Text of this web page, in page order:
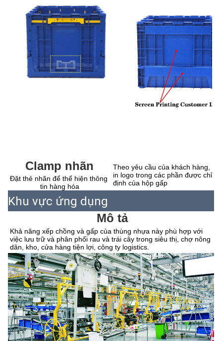
Clamp nhãn
Đặt thẻ nhãn để thể hiện thông
tin hàng hóa
Theo yêu cầu của khách hàng,
in logo trong các phần được chỉ
định của hộp gấp
Khu vực ứng dụng
Mô tả
Khả năng xếp chồng và gấp của thùng nhựa này phù hợp với
việc lưu trữ và phân phối rau và trái cây trong siêu thị, chợ nông
dân, kho, cửa hàng tiện lợi, công ty logistics.